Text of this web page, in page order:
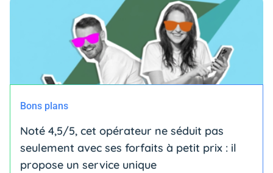
Bons plans
Noté 4,5/5, cet opérateur ne séduit pas
seulement avec ses forfaits à petit prix : il
propose un service unique